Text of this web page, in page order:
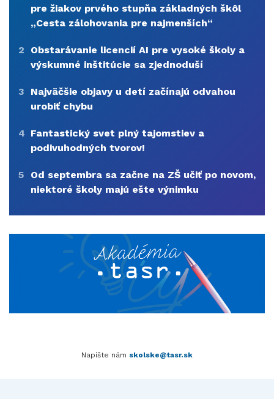
pre žiakov prvého stupňa základných škôl
„Cesta zálohovania pre najmenších“
2
Obstarávanie licencií AI pre vysoké školy a
výskumné inštitúcie sa zjednoduší
3
Najväčšie objavy u detí začínajú odvahou
urobiť chybu
4 Fantastický svet plný tajomstiev a
podivuhodných tvorov!
5
Od septembra sa začne na ZŠ učiť po novom,
niektoré školy majú ešte výnimku
Napíšte nám skolske@tasr.sk